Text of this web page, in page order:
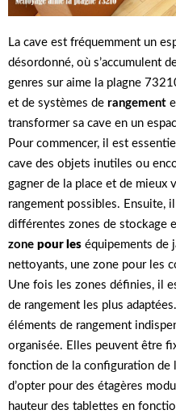
La cave est fréquemment un
désordonné, où s’accumulent
genres sur aime la plagne
et de systèmes de rangement
transformer sa cave en un
Pour commencer, il est
cave des objets inutiles ou
gagner de la place et de mieux
rangement possibles. Ensuite,
différentes zones de stockage
zone pour les équipements de
nettoyants, une zone pour les
Une fois les zones définies, il
de rangement les plus
éléments de rangement
organisée. Elles peuvent être
fonction de la configuration de
d’opter pour des étagères
hauteur des tablettes en